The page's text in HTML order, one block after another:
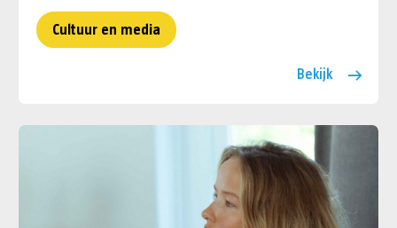
Cultuur en media
Bekijk